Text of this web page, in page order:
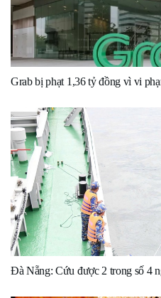
Grab bị phạt 1,36 tỷ đồng vì vi
Đà Nẵng: Cứu được 2 trong số 4